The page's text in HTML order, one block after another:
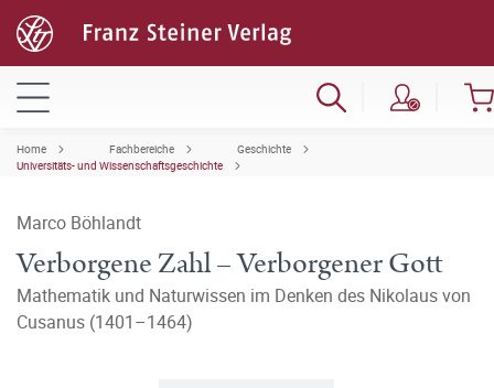
Home Fachbereiche
Geschichte
Universitäts- und Wissenschaftsgeschichte
Marco Böhlandt
Verborgene Zahl – Verborgener Gott
Mathematik und Naturwissen im Denken des Nikolaus von
Cusanus (1401–1464)